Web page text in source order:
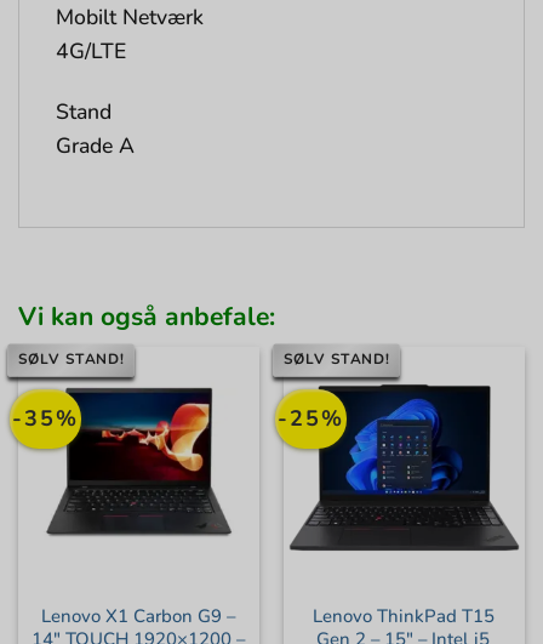
Mobilt Netværk
4G/LTE
Stand
Grade A
Vi kan også anbefale:
-35%
SØLV STAND!
Lenovo X1 Carbon G9 –
14″ TOUCH 1920×1200 –
-25%
SØLV STAND!
Lenovo ThinkPad T15
Gen 2 – 15″ – Intel i5